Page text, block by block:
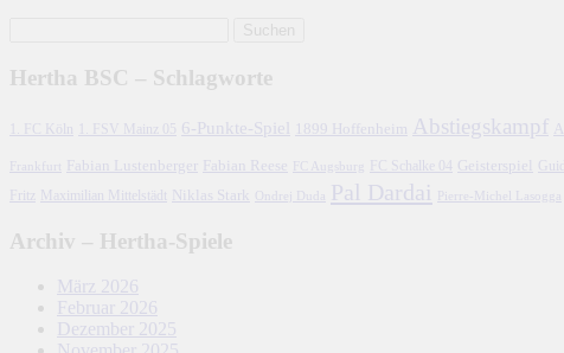
Hertha BSC – Schlagworte
1. FC Köln 1. FSV Mainz 05 6-Punkte-Spiel 1899 Hoffenheim Abstiegskampf
Fabian Lustenberger Fabian Reese FC Schalke 04 Geisterspiel
Fritz
Maximilian Mittelstädt Niklas Stark Pal Dardai Pierre-Michel Lasogga
Archiv – Hertha-Spiele
März 2026
Februar 2026
Dezember 2025